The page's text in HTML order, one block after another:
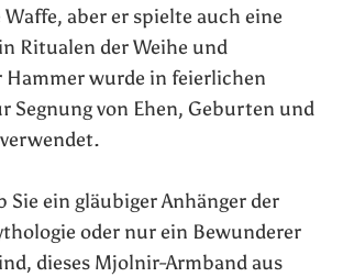
aber er spielte auch eine
Ritualen der Weihe und
Hammer wurde in feierlichen
Segnung von Ehen, Geburten und
Sie ein gläubiger Anhänger der
oder nur ein Bewunderer
dieses Mjolnir-Armband aus